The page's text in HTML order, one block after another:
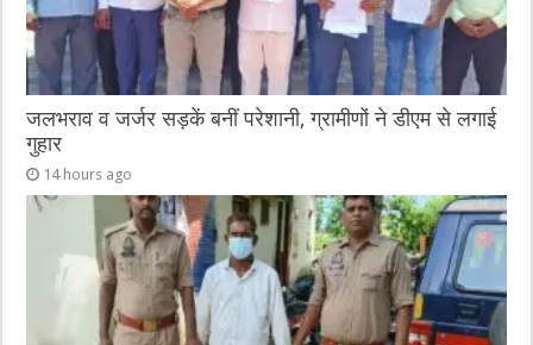
जलभराव व जर्जर सड़कें बनीं परेशानी, ग्रामीणों ने डीएम से लगाई
गुहार
14 hours ago